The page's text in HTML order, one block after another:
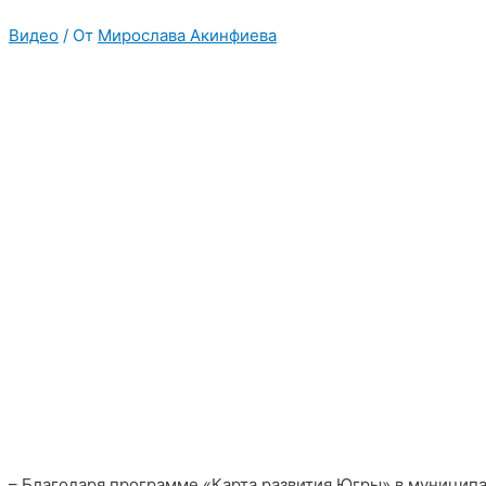
Видео / От Мирослава Акинфиева